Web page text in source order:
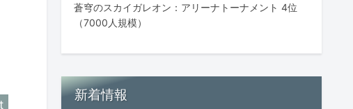
蒼穹のスカイガレオン：アリーナトーナメント 4位
（7000人規模）
新着情報